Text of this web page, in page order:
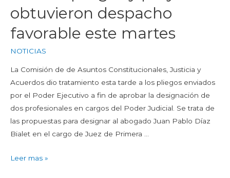
obtuvieron despacho
favorable este martes
NOTICIAS
La Comisión de de Asuntos Constitucionales, Justicia y
Acuerdos dio tratamiento esta tarde a los pliegos enviados
por el Poder Ejecutivo a fin de aprobar la designación de
dos profesionales en cargos del Poder Judicial. Se trata de
las propuestas para designar al abogado Juan Pablo Díaz
Bialet en el cargo de Juez de Primera …
Leer mas »